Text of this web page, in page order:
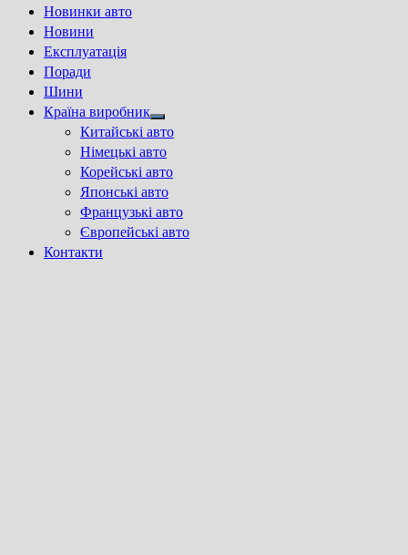
Новинки авто
Новини
Експлуатація
Поради
Шини
Країна виробник
Show
sub
menu
Китайські авто
Німецькі авто
Корейські авто
Японські авто
Французькі авто
Європейські авто
Контакти